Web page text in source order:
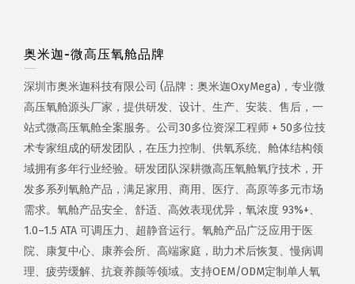
奥米迦-微高压氧舱品牌
深圳市奥米迦科技有限公司 (品牌：奥米迦OxyMega)，专业微
高压氧舱源头厂家，提供研发、设计、生产、安装、售后，一
站式微高压氧舱全案服务。公司30多位资深工程师 + 50多位技
术专家组成的研发团队，在压力控制、供氧系统、舱体结构领
域拥有多年行业经验。研发团队深耕微高压氧舱氧疗技术，开
发多系列氧舱产品，满足家用、商用、医疗、高原等多元市场
需求。氧舱产品安全、舒适、高效表现优异，氧浓度 93%+、
1.0–1.5 ATA 可调压力、超静音运行。氧舱产品广泛应用于医
院、康复中心、康养会所、高端家庭，助力术后恢复、慢病调
理、疲劳缓解、抗衰养颜等领域。支持OEM/ODM定制单人氧